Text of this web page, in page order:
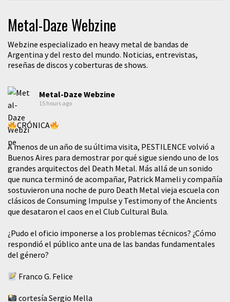
Metal-Daze Webzine
Webzine especializado en heavy metal de bandas de
Argentina y del resto del mundo. Noticias, entrevistas,
reseñas de discos y coberturas de shows.
Metal-Daze Webzine
15 hours ago
CRÓNICA
A menos de un año de su última visita, PESTILENCE volvió a
Buenos Aires para demostrar por qué sigue siendo uno de los
grandes arquitectos del Death Metal. Más allá de un sonido
que nunca terminó de acompañar, Patrick Mameli y compañía
sostuvieron una noche de puro Death Metal vieja escuela con
clásicos de Consuming Impulse y Testimony of the Ancients
que desataron el caos en el Club Cultural Bula.
¿Pudo el oficio imponerse a los problemas técnicos? ¿Cómo
respondió el público ante una de las bandas fundamentales
del género?
Franco G. Felice
cortesía Sergio Mella